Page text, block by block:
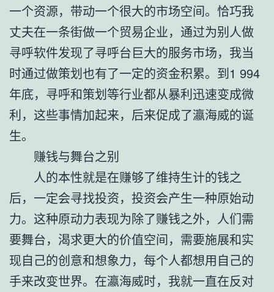
一个资源，带动一个很大的市场空间。恰巧我
丈夫在一条街做一个贸易企业，通过为别人做
寻呼软件发现了寻呼台巨大的服务市场，我当
时通过做策划也有了一定的资金积累。到1 994
年底，寻呼和策划等行业都从暴利迅速变成微
利，这些事情加起来，后来促成了瀛海威的诞
生。
赚钱与舞台之别
人的本性就是在赚够了维持生计的钱之
后，一定会寻找投资，投资会产生一种原始动
力。这种原动力表现为除了赚钱之外，人们需
要舞台，渴求更大的价值空间，需要施展和实
现自己的创意和想象力，每个人都想用自己的
手来改变世界。在瀛海威时，我就一直在反对